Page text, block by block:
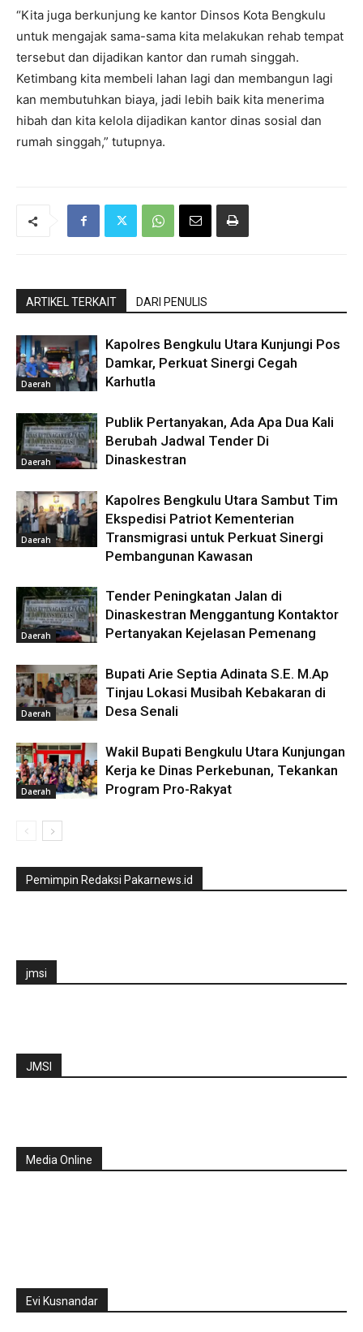
“Kita juga berkunjung ke kantor Dinsos Kota Bengkulu
untuk mengajak sama-sama kita melakukan rehab tempat
tersebut dan dijadikan kantor dan rumah singgah.
Ketimbang kita membeli lahan lagi dan membangun lagi
kan membutuhkan biaya, jadi lebih baik kita menerima
hibah dan kita kelola dijadikan kantor dinas sosial dan
rumah singgah,” tutupnya.
ARTIKEL TERKAIT DARI PENULIS
Daerah
Kapolres Bengkulu Utara Kunjungi Pos
Damkar, Perkuat Sinergi Cegah
Karhutla
Daerah
Publik Pertanyakan, Ada Apa Dua Kali
Berubah Jadwal Tender Di
Dinaskestran
Daerah
Kapolres Bengkulu Utara Sambut Tim
Ekspedisi Patriot Kementerian
Transmigrasi untuk Perkuat Sinergi
Pembangunan Kawasan
Daerah
Tender Peningkatan Jalan di
Dinaskestran Menggantung Kontaktor
Pertanyakan Kejelasan Pemenang
Daerah
Bupati Arie Septia Adinata S.E. M.Ap
Tinjau Lokasi Musibah Kebakaran di
Desa Senali
Daerah
Wakil Bupati Bengkulu Utara Kunjungan
Kerja ke Dinas Perkebunan, Tekankan
Program Pro-Rakyat
Pemimpin Redaksi Pakarnews.id
jmsi
JMSI
Media Online
Evi Kusnandar